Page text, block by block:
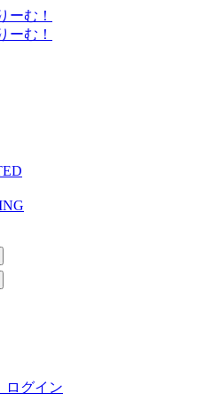
ログイン